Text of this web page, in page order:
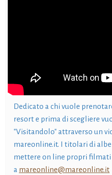
Dedicato a chi vuole
resort e prima di scegliere
"Visitandolo" attraverso un
mareonline.it. I titolari di
mettere on line propri filmati
a mareonline@mareonline.it